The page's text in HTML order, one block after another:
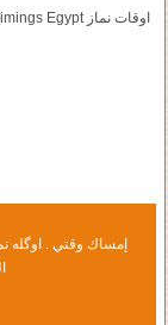
اوقات نماز Египет - Namaz Timings Egypt - Prayer Timings Egypt
إمساك وقتي . اوگله